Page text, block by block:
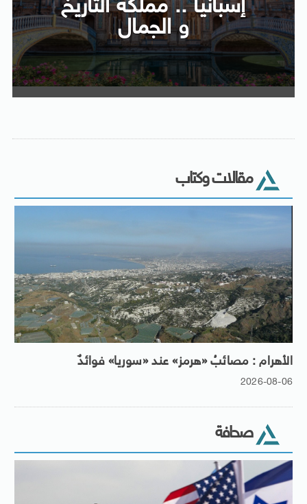
إسبانيا .. مملكة التاريخ
و الجمال
مقالات وكتاب
الأهرام : مصائبُ «هرمز» عند «سوريا» فوائدٌ
2026-08-06
صحافة